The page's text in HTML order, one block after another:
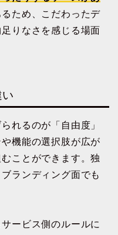
ため、こだわったデ
りなさを感じる場面
れるのが「自由度」
機能の選択肢が広が
ことができます。独
ランディング面でも
ービス側のルールに